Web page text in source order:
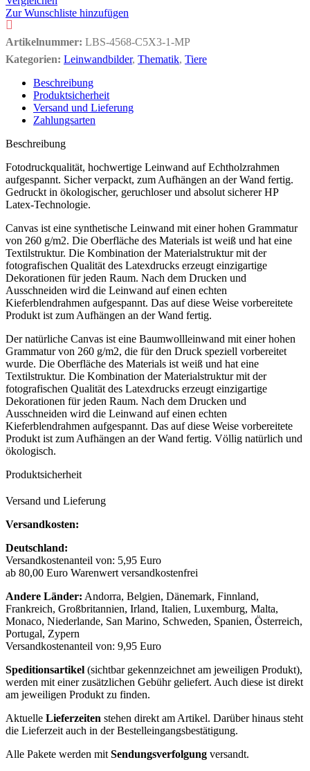
Zur Wunschliste hinzufügen
Artikelnummer: LBS-4568-C5X3-1-MP
Kategorien: Leinwandbilder, Thematik, Tiere
Beschreibung
Produktsicherheit
Versand und Lieferung
Zahlungsarten
Beschreibung
Fotodruckqualität, hochwertige Leinwand auf Echtholzrahmen
aufgespannt. Sicher verpackt, zum Aufhängen an der Wand fertig.
Gedruckt in ökologischer, geruchloser und absolut sicherer HP
Latex-Technologie.
Canvas ist eine synthetische Leinwand mit einer hohen Grammatur
von 260 g/m2. Die Oberfläche des Materials ist weiß und hat eine
Textilstruktur. Die Kombination der Materialstruktur mit der
fotografischen Qualität des Latexdrucks erzeugt einzigartige
Dekorationen für jeden Raum. Nach dem Drucken und
Ausschneiden wird die Leinwand auf einen echten
Kieferblendrahmen aufgespannt. Das auf diese Weise vorbereitete
Produkt ist zum Aufhängen an der Wand fertig.
Der natürliche Canvas ist eine Baumwollleinwand mit einer hohen
Grammatur von 260 g/m2, die für den Druck speziell vorbereitet
wurde. Die Oberfläche des Materials ist weiß und hat eine
Textilstruktur. Die Kombination der Materialstruktur mit der
fotografischen Qualität des Latexdrucks erzeugt einzigartige
Dekorationen für jeden Raum. Nach dem Drucken und
Ausschneiden wird die Leinwand auf einen echten
Kieferblendrahmen aufgespannt. Das auf diese Weise vorbereitete
Produkt ist zum Aufhängen an der Wand fertig. Völlig natürlich und
ökologisch.
Produktsicherheit
Versand und Lieferung
Versandkosten:
Deutschland:
Versandkostenanteil von: 5,95 Euro
ab 80,00 Euro Warenwert versandkostenfrei
Andere Länder: Andorra, Belgien, Dänemark, Finnland,
Frankreich, Großbritannien, Irland, Italien, Luxemburg, Malta,
Monaco, Niederlande, San Marino, Schweden, Spanien, Österreich,
Portugal, Zypern
Versandkostenanteil von: 9,95 Euro
Speditionsartikel (sichtbar gekennzeichnet am jeweiligen Produkt),
werden mit einer zusätzlichen Gebühr geliefert. Auch diese ist direkt
am jeweiligen Produkt zu finden.
Aktuelle Lieferzeiten stehen direkt am Artikel. Darüber hinaus steht
die Lieferzeit auch in der Bestelleingangsbestätigung.
Alle Pakete werden mit Sendungsverfolgung versandt.